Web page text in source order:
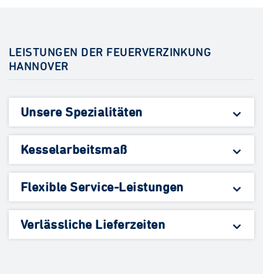
LEISTUNGEN DER FEUERVERZINKUNG
HANNOVER
Unsere Spezialitäten
Kesselarbeitsmaß
Flexible Service-Leistungen
Verlässliche Lieferzeiten